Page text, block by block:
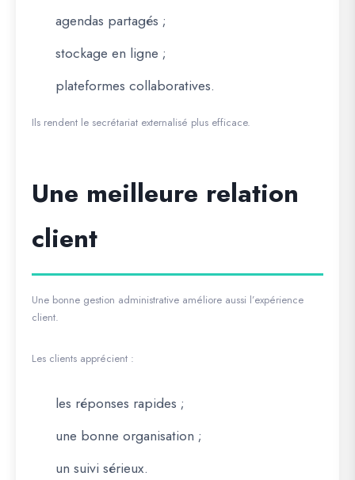
agendas partagés ;
stockage en ligne ;
plateformes collaboratives.
Ils rendent le secrétariat externalisé plus efficace.
Une meilleure relation
client
Une bonne gestion administrative améliore aussi l’expérience
client.
Les clients apprécient :
les réponses rapides ;
une bonne organisation ;
un suivi sérieux.